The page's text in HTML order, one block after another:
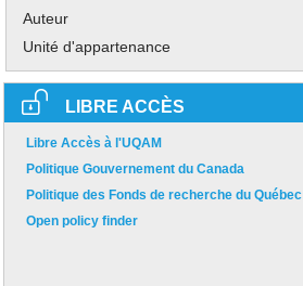
Auteur
Unité d'appartenance
LIBRE ACCÈS
Libre Accès à l'UQAM
Politique Gouvernement du Canada
Politique des Fonds de recherche du Québec
Open policy finder